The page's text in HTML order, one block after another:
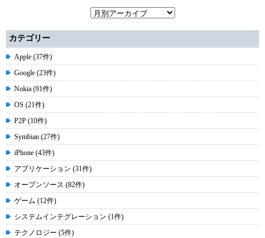
カテゴリー
Apple (37件)
Google (23件)
Nokia (91件)
OS (21件)
P2P (10件)
Symbian (27件)
iPhone (43件)
アプリケーション (31件)
オープンソース (82件)
ゲーム (12件)
システムインテグレーション (1件)
テクノロジー (5件)